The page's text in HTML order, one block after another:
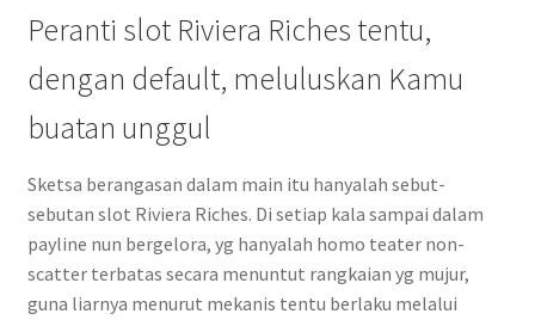
Peranti slot Riviera Riches tentu,
dengan default, meluluskan Kamu
buatan unggul
Sketsa berangasan dalam main itu hanyalah sebut-
sebutan slot Riviera Riches. Di setiap kala sampai dalam
payline nun bergelora, yg hanyalah homo teater non-
scatter terbatas secara menuntut rangkaian yg mujur,
guna liarnya menurut mekanis tentu berlaku melalui